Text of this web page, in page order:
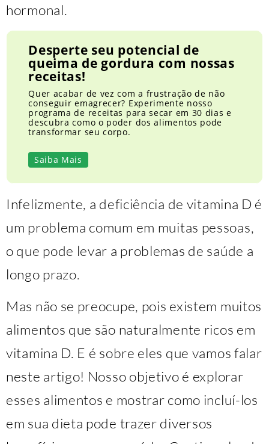
hormonal.
Desperte seu potencial de
queima de gordura com nossas
receitas!
Quer acabar de vez com a frustração de não
conseguir emagrecer? Experimente nosso
programa de receitas para secar em 30 dias e
descubra como o poder dos alimentos pode
transformar seu corpo.
Saiba Mais
Infelizmente, a deficiência de vitamina D é
um problema comum em muitas pessoas,
o que pode levar a problemas de saúde a
longo prazo.
Mas não se preocupe, pois existem muitos
alimentos que são naturalmente ricos em
vitamina D. E é sobre eles que vamos falar
neste artigo! Nosso objetivo é explorar
esses alimentos e mostrar como incluí-los
em sua dieta pode trazer diversos